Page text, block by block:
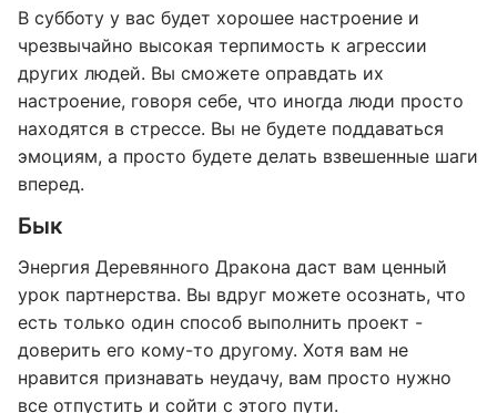
В субботу у вас будет хорошее настроение и
чрезвычайно высокая терпимость к агрессии
других людей. Вы сможете оправдать их
настроение, говоря себе, что иногда люди просто
находятся в стрессе. Вы не будете поддаваться
эмоциям, а просто будете делать взвешенные шаги
вперед.
Бык
Энергия Деревянного Дракона даст вам ценный
урок партнерства. Вы вдруг можете осознать, что
есть только один способ выполнить проект -
доверить его кому-то другому. Хотя вам не
нравится признавать неудачу, вам просто нужно
все отпустить и сойти с этого пути.